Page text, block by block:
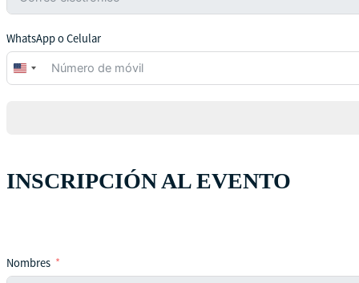
WhatsApp o Celular
United
States
INSCRIPCIÓN AL EVENTO
Nombres